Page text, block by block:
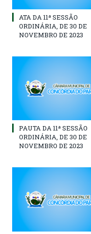
ATA DA 11ª SESSÃO
ORDINÁRIA, DE 30 DE
NOVEMBRO DE 2023
PAUTA DA 11ª SESSÃO
ORDINÁRIA, DE 30 DE
NOVEMBRO DE 2023